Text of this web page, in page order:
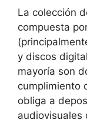
La colección
compuesta
y discos
mayoría son
cumplimiento
obliga a
audiovisuales